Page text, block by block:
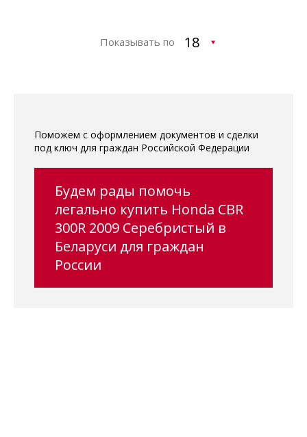
Показывать по
Поможем с оформлением документов и сделки
под ключ для граждан Российской Федерации
Будем рады помочь
легально купить Honda CBR
300R 2009 Серебристый в
Беларуси для граждан
России